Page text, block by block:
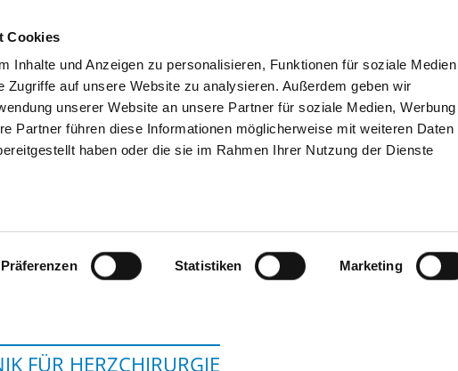
Cookies
Inhalte und Anzeigen zu personalisieren, Funktionen für soziale Medien
Zugriffe auf unsere Website zu analysieren. Außerdem geben wir
unserer Website an unsere Partner für soziale Medien, Werbung
Partner führen diese Informationen möglicherweise mit weiteren Daten
haben oder die sie im Rahmen Ihrer Nutzung der Dienste
Präferenzen Statistiken Marketing
SUCHEN TIPPS & HILFE DAS DKV
KREISLAUF-ZENTRUM KLINIKUM
FÜR HERZCHIRURGIE